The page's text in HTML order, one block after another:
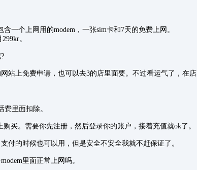
一个上网用的modem，一张sim卡和7天的免费上网。
。
站上免费申请，也可以去3的店里面要。不过看运气了，在店
里面扣除。
买。需要你先注册，然后登录你的账户，接着充值就ok了。
付的时候也可以用，但是安全不安全我就不赶保证了。
里面正常上网吗。